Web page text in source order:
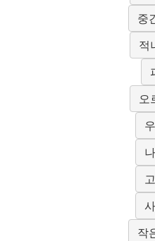
중
적
오
작